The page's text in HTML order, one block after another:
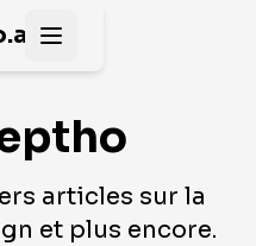
Open main menu
articles sur la
et plus encore.